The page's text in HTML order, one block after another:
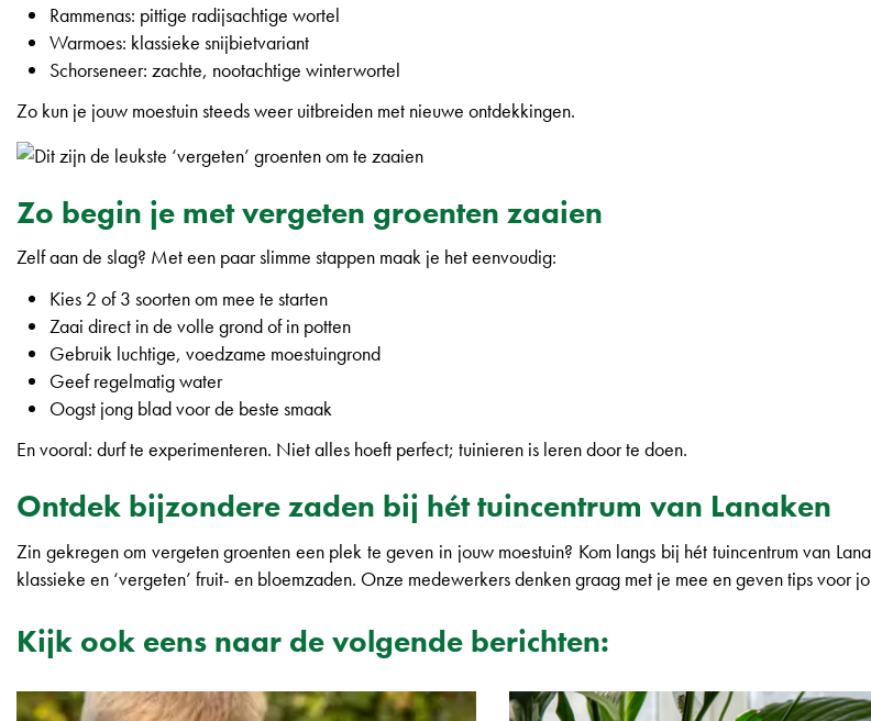
Rammenas: pittige radijsachtige wortel
Warmoes: klassieke snijbietvariant
Schorseneer: zachte, nootachtige winterwortel
Zo kun je jouw moestuin steeds weer uitbreiden met nieuwe ontdekkingen.
Zo begin je met vergeten groenten zaaien
Zelf aan de slag? Met een paar slimme stappen maak je het eenvoudig:
Kies 2 of 3 soorten om mee te starten
Zaai direct in de volle grond of in potten
Gebruik luchtige, voedzame moestuingrond
Geef regelmatig water
Oogst jong blad voor de beste smaak
En vooral: durf te experimenteren. Niet alles hoeft perfect; tuinieren is leren door te doen.
Ontdek bijzondere zaden bij hét tuincentrum van Lanaken
Zin gekregen om vergeten groenten een plek te geven in jouw moestuin? Kom langs bij hét tuincentrum van
klassieke en ‘vergeten’ fruit- en bloemzaden. Onze medewerkers denken graag met je mee en geven tips voor
Kijk ook eens naar de volgende berichten: